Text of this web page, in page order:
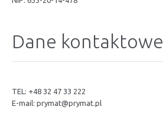
Dane kontaktowe
TEL: +48 32 47 33 222
E-mail: prymat@prymat.pl